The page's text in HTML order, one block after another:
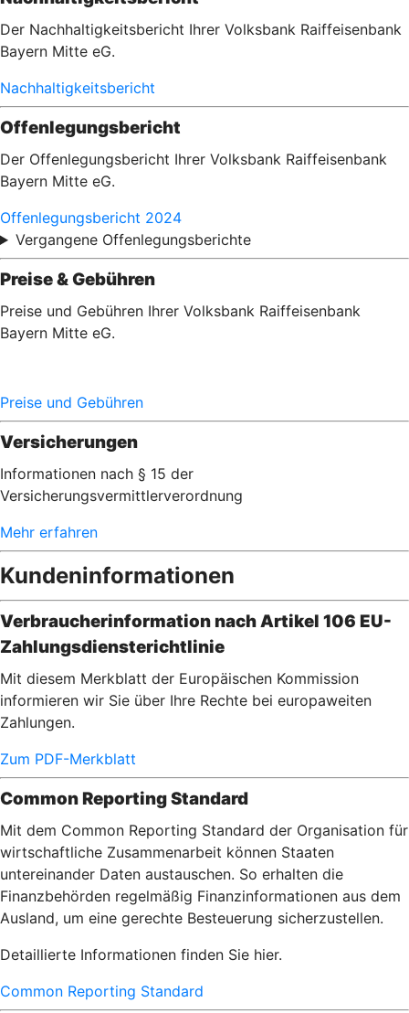
Der Nachhaltigkeitsbericht Ihrer Volksbank Raiffeisenbank
Bayern Mitte eG.
Nachhaltigkeitsbericht
Offenlegungsbericht
Der Offenlegungsbericht Ihrer Volksbank Raiffeisenbank
Bayern Mitte eG.
Offenlegungsbericht 2024
Vergangene Offenlegungsberichte
Preise & Gebühren
Preise und Gebühren Ihrer Volksbank Raiffeisenbank
Bayern Mitte eG.
Preise und Gebühren
Versicherungen
Informationen nach § 15 der
Versicherungsvermittlerverordnung
Mehr erfahren
Kundeninformationen
Verbraucherinformation nach Artikel 106 EU-
Zahlungsdiensterichtlinie
Mit diesem Merkblatt der Europäischen Kommission
informieren wir Sie über Ihre Rechte bei europaweiten
Zahlungen.
Zum PDF-Merkblatt
Common Reporting Standard
Mit dem Common Reporting Standard der Organisation für
wirtschaftliche Zusammenarbeit können Staaten
untereinander Daten austauschen. So erhalten die
Finanzbehörden regelmäßig Finanzinformationen aus dem
Ausland, um eine gerechte Besteuerung sicherzustellen.
Detaillierte Informationen finden Sie hier.
Common Reporting Standard